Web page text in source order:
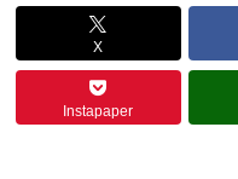
X
Instapaper